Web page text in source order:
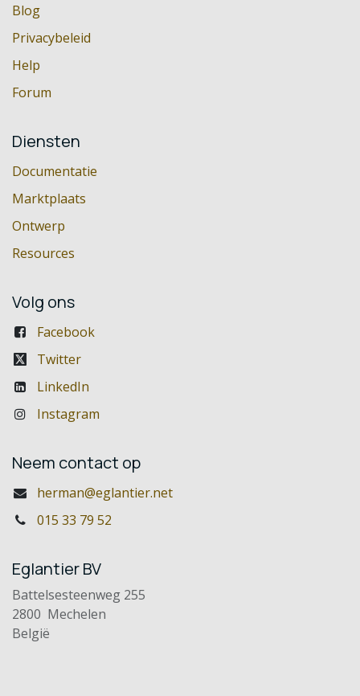
Blog
Privacybeleid
Help
Forum
Diensten
Documentatie
Marktplaats
Ontwerp
Resources
Volg ons
Facebook
Twitter
LinkedIn
Instagram
Neem contact op
herman@eglantier.net
015 33 79 52
Eglantier BV
Battelsesteenweg 255
2800 Mechelen
België